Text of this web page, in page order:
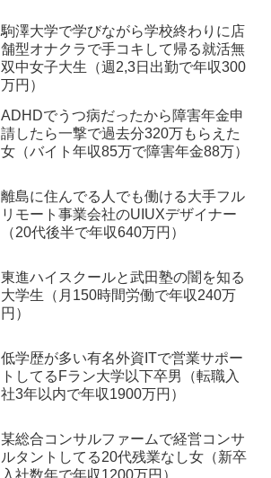
駒澤大学で学びながら学校終わりに店
舗型オナクラで手コキして帰る就活無
双中女子大生（週2,3日出勤で年収300
万円）
ADHDでうつ病だったから障害年金申
請したら一撃で過去分320万もらえた
女（バイト年収85万で障害年金88万）
離島に住んでる人でも働ける大手フル
リモート事業会社のUIUXデザイナー
（20代後半で年収640万円）
東進ハイスクールと武田塾の闇を知る
大学生（月150時間労働で年収240万
円）
低学歴が多い有名外資ITで営業サポー
トしてるFラン大学以下卒男（転職入
社3年以内で年収1900万円）
某総合コンサルファームで経営コンサ
ルタントしてる20代残業なし女（新卒